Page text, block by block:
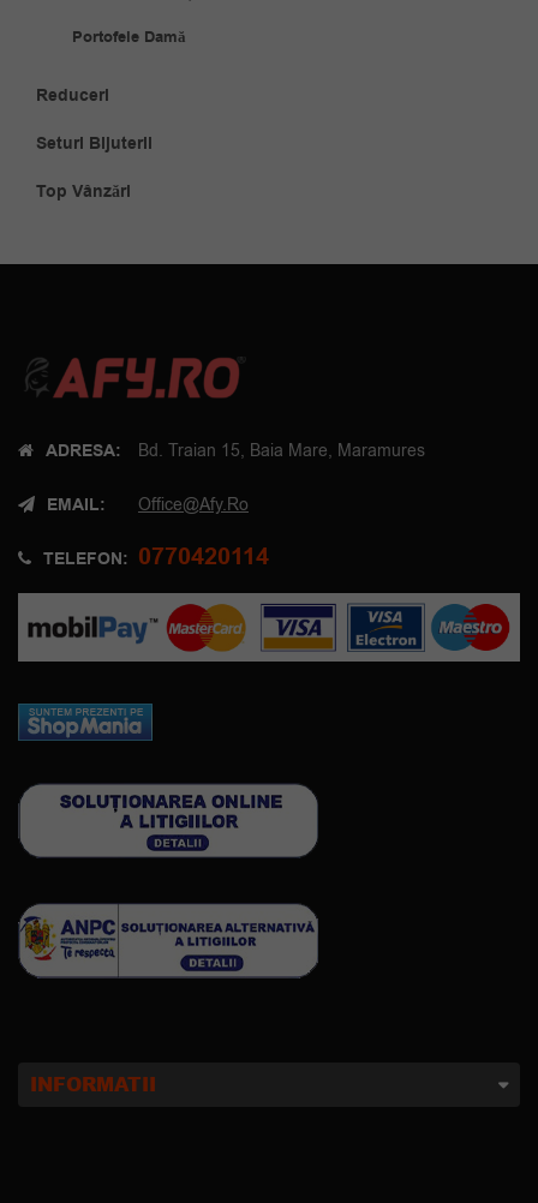
Portofele Damă
Reduceri
Seturi Bijuterii
Top Vânzări
ADRESA: Bd. Traian 15, Baia Mare, Maramures
EMAIL: Office@afy.ro
TELEFON: 0770420114
INFORMATII